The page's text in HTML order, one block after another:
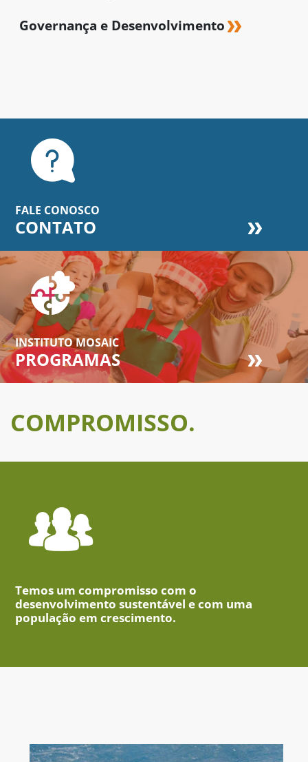
Governança e Desenvolvimento
FALE CONOSCO
CONTATO
INSTITUTO MOSAIC
PROGRAMAS
COMPROMISSO.
Temos um compromisso com o
desenvolvimento sustentável e com uma
população em crescimento.